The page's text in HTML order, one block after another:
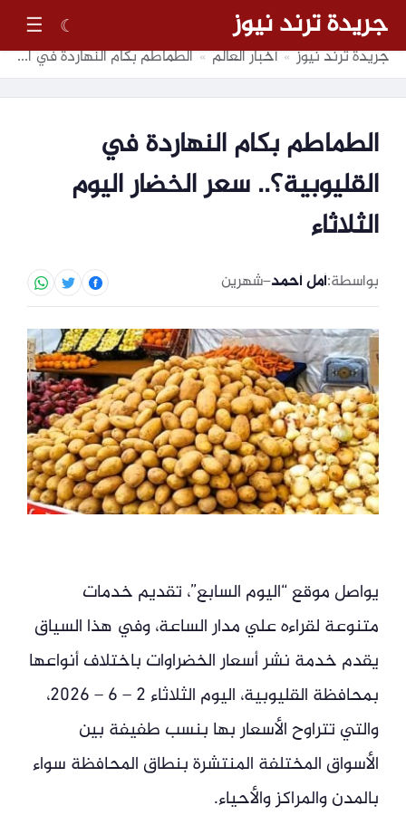
جريدة ترند نيوز ☾
☰
جريدة ترند نيوز » أخبار العالم » الطماطم بكام النهاردة في القليوبية؟.. سعر الخضار اليوم الثلاثاء
الطماطم بكام النهاردة في
القليوبية؟.. سعر الخضار اليوم
الثلاثاء
بواسطة:أمل أحمد–شهرين
يواصل موقع “اليوم السابع”، تقديم خدمات
متنوعة لقراءه علي مدار الساعة، وفي هذا السياق
يقدم خدمة نشر أسعار الخضراوات باختلاف أنواعها
بمحافظة القليوبية، اليوم الثلاثاء 2 – 6 – 2026،
والتي تتراوح الأسعار بها بنسب طفيفة بين
الأسواق المختلفة المنتشرة بنطاق المحافظة سواء
بالمدن والمراكز والأحياء.